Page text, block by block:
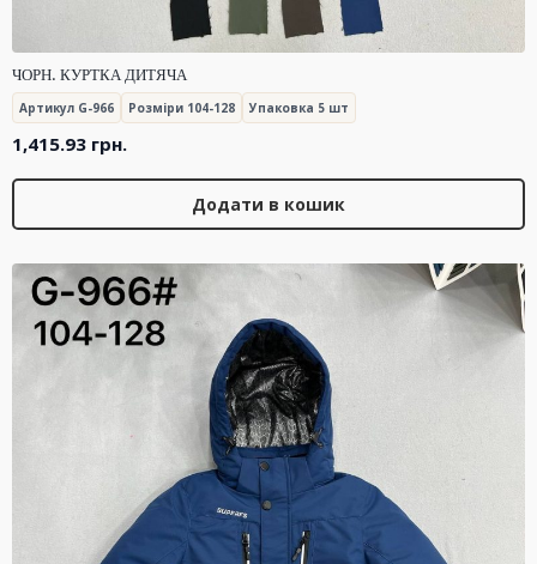
ЧОРН. КУРТКА ДИТЯЧА
Артикул G-966 Розміри 104-128 Упаковка 5 шт
1,415.93 грн.
Додати в кошик